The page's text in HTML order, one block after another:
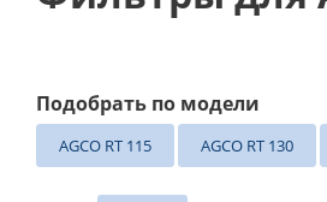
Подобрать по модели
AGCO RT 115 AGCO RT 130